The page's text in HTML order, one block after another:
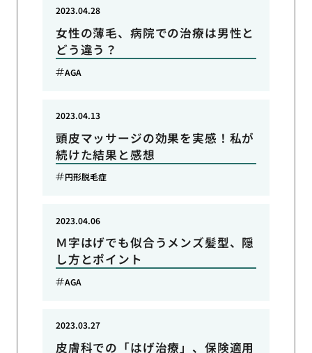
女性の薄毛、病院での治療は男性と
どう違う？
2023.04.28
AGA
頭皮マッサージの効果を実感！私が
続けた結果と感想
2023.04.13
円形脱毛症
Ｍ字はげでも似合うメンズ髪型、隠
し方とポイント
2023.04.06
AGA
皮膚科での「はげ治療」、保険適用
2023.03.27